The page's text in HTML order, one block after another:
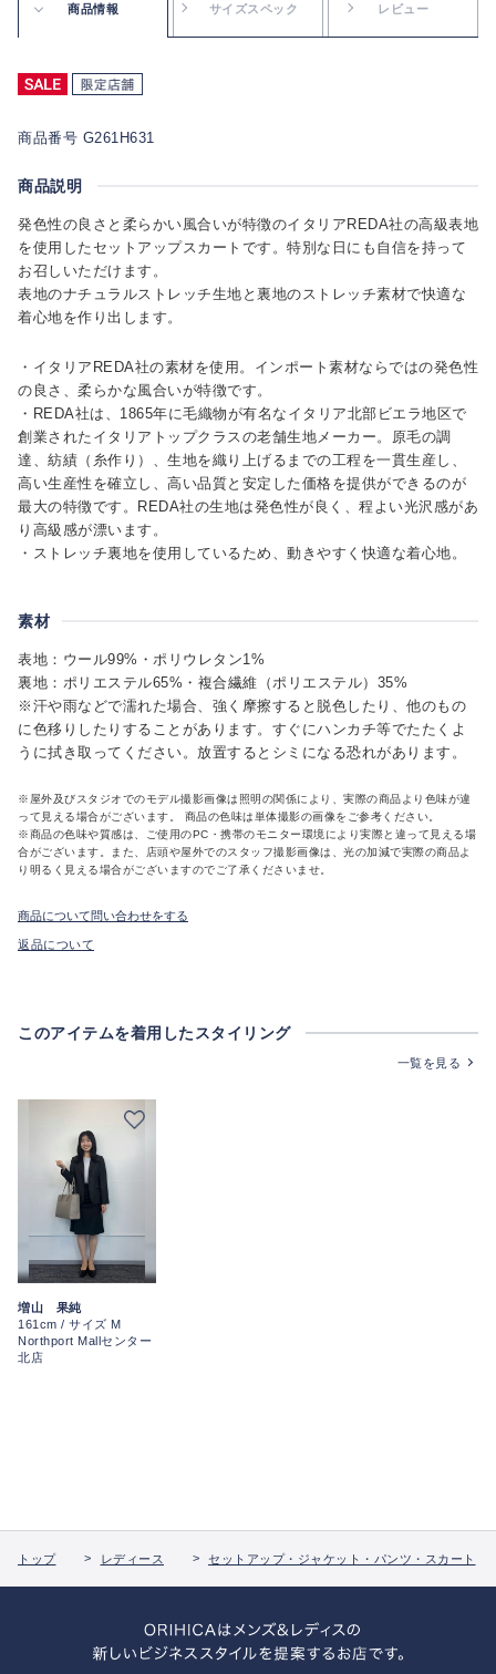
商品情報 サイズスペック レビュー
商品番号 G261H631
商品説明
発色性の良さと柔らかい風合いが特徴のイタリアREDA社の高級表地
を使用したセットアップスカートです。特別な日にも自信を持って
お召しいただけます。
表地のナチュラルストレッチ生地と裏地のストレッチ素材で快適な
着心地を作り出します。
・イタリアREDA社の素材を使用。インポート素材ならではの発色性
の良さ、柔らかな風合いが特徴です。
・REDA社は、1865年に毛織物が有名なイタリア北部ビエラ地区で
創業されたイタリアトップクラスの老舗生地メーカー。原毛の調
達、紡績（糸作り）、生地を織り上げるまでの工程を一貫生産し、
高い生産性を確立し、高い品質と安定した価格を提供ができるのが
最大の特徴です。REDA社の生地は発色性が良く、程よい光沢感があ
り高級感が漂います。
・ストレッチ裏地を使用しているため、動きやすく快適な着心地。
素材
表地：ウール99%・ポリウレタン1%
裏地：ポリエステル65%・複合繊維（ポリエステル）35%
※汗や雨などで濡れた場合、強く摩擦すると脱色したり、他のもの
に色移りしたりすることがあります。すぐにハンカチ等でたたくよ
うに拭き取ってください。放置するとシミになる恐れがあります。
※屋外及びスタジオでのモデル撮影画像は照明の関係により、実際の商品より色味が違
って見える場合がございます。 商品の色味は単体撮影の画像をご参考ください。
※商品の色味や質感は、ご使用のPC・携帯のモニター環境により実際と違って見える場
合がございます。また、店頭や屋外でのスタッフ撮影画像は、光の加減で実際の商品よ
り明るく見える場合がございますのでご了承くださいませ。
商品について問い合わせをする
返品について
このアイテムを着用したスタイリング
一覧を見る
増山 果純
161cm / サイズ M
Northport Mallセンター
北店
トップ レディース セットアップ・ジャケット・パンツ・スカート